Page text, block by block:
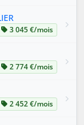
3 045 €/mois
2 774 €/mois
2 452 €/mois